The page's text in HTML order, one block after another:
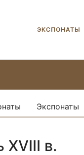
ЭКСПОНАТЫ
Экспонаты
XVIII в.